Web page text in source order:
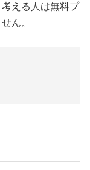
える人は無料プ
ん。